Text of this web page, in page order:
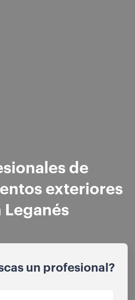
de
exteriores
Leganés
un profesional?